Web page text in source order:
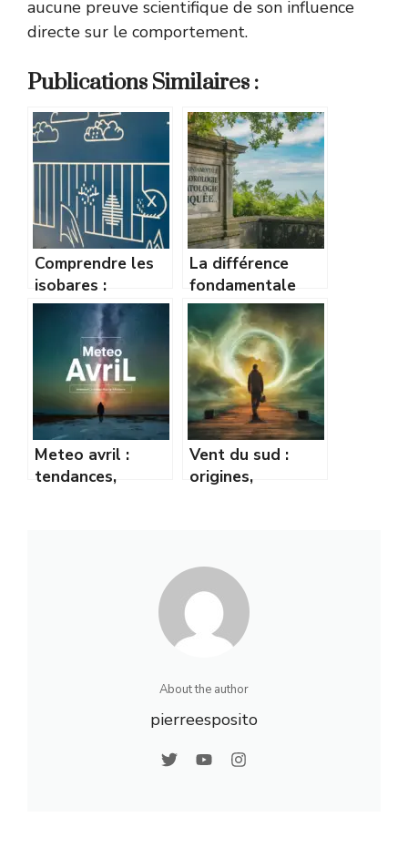
aucune preuve scientifique de son influence
directe sur le comportement.
Publications Similaires :
Comprendre les
isobares :
comment lire une
carte de pression
comme un pro
La différence
fondamentale
entre
météorologie et
climatologie
expliquée
Meteo avril :
tendances,
Vent du sud :
origines,
About the author
pierreesposito